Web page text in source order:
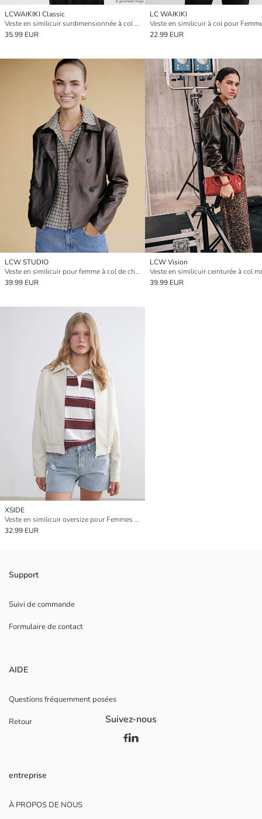
LCWAIKIKI Classic
Veste en similicuir surdimensionnée à col montant pour femme
35.99 EUR
LC WAIKIKI
Veste en similicuir à col pour
22.99 EUR
LCW STUDIO
Veste en similicuir pour femme à col de chemise
39.99 EUR
LCW Vision
39.99 EUR
XSIDE
Veste en similicuir oversize pour Femmes à col de chemise
32.99 EUR
Support
Suivi de commande
Formulaire de contact
AIDE
Questions fréquemment posées
Retour
entreprise
À PROPOS DE NOUS
Suivez-nous